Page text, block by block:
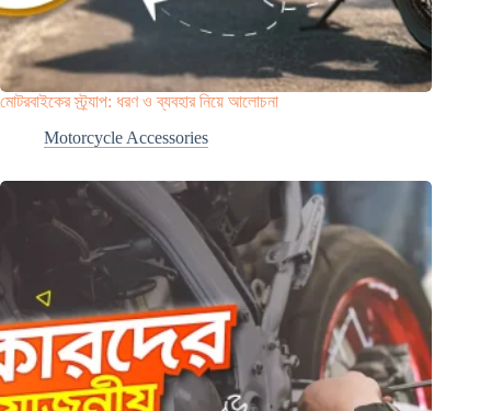
মোটরবাইকের স্ট্র্যাপ: ধরণ ও ব্যবহার নিয়ে আলোচনা
Motorcycle Accessories